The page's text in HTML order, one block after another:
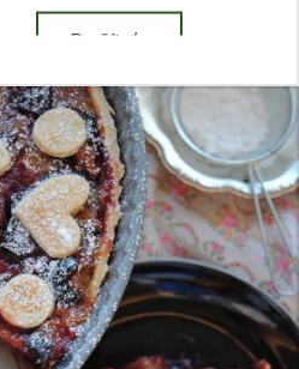
Prečítať“Fazuľa záhradná ~ Phaseolus vulgaris”